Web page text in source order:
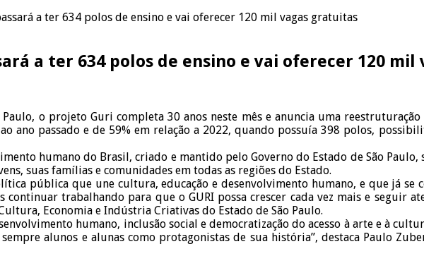
a ter 634 polos de ensino e vai oferecer 120 mil vagas gratuitas
a ter 634 polos de ensino e vai oferecer 120
o projeto Guri completa 30 anos neste mês e anuncia uma
ano passado e de 59% em relação a 2022, quando possuía 398 polos,
humano do Brasil, criado e mantido pelo Governo do Estado de São Paulo,
suas famílias e comunidades em todas as regiões do Estado.
pública que une cultura, educação e desenvolvimento humano, e que já se
trabalhando para que o GURI possa crescer cada vez mais e seguir
Economia e Indústria Criativas do Estado de São Paulo.
humano, inclusão social e democratização do acesso à arte e à
alunos e alunas como protagonistas de sua história”, destaca Paulo